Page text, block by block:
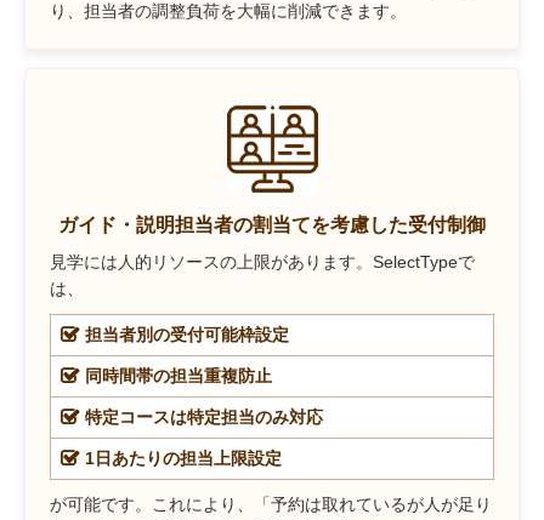
り、担当者の調整負荷を大幅に削減できます。
ガイド・説明担当者の割当てを考慮した受付制御
見学には人的リソースの上限があります。SelectTypeで
は、
担当者別の受付可能枠設定
同時間帯の担当重複防止
特定コースは特定担当のみ対応
1日あたりの担当上限設定
が可能です。これにより、「予約は取れているが人が足り